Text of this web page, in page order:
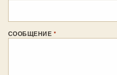
СООБЩЕНИЕ *